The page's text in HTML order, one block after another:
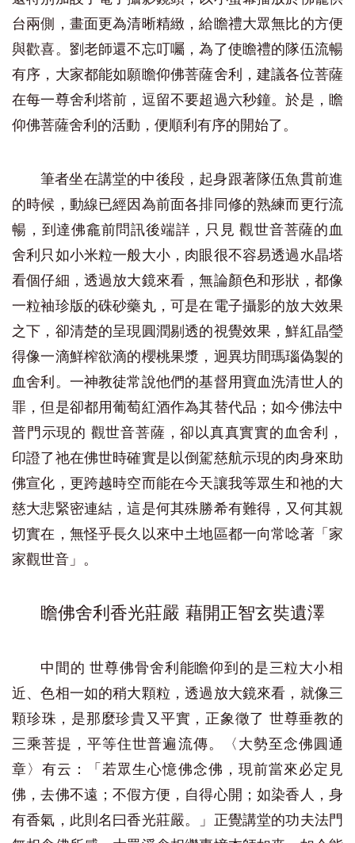
台兩側，畫面更為清晰精緻，給瞻禮大眾無比的方便
與歡喜。劉老師還不忘叮囑，為了使瞻禮的隊伍流暢
有序，大家都能如願瞻仰佛菩薩舍利，建議各位菩薩
在每一尊舍利塔前，逗留不要超過六秒鐘。於是，瞻
仰佛菩薩舍利的活動，便順利有序的開始了。
筆者坐在講堂的中後段，起身跟著隊伍魚貫前進
的時候，動線已經因為前面各排同修的熟練而更行流
暢，到達佛龕前問訊後端詳，只見 觀世音菩薩的血
舍利只如小米粒一般大小，肉眼很不容易透過水晶塔
看個仔細，透過放大鏡來看，無論顏色和形狀，都像
一粒袖珍版的硃砂藥丸，可是在電子攝影的放大效果
之下，卻清楚的呈現圓潤剔透的視覺效果，鮮紅晶瑩
得像一滴鮮榨欲滴的櫻桃果漿，迥異坊間瑪瑙偽製的
血舍利。一神教徒常說他們的基督用寶血洗清世人的
罪，但是卻都用葡萄紅酒作為其替代品；如今佛法中
普門示現的 觀世音菩薩，卻以真真實實的血舍利，
印證了祂在佛世時確實是以倒駕慈航示現的肉身來助
佛宣化，更跨越時空而能在今天讓我等眾生和祂的大
慈大悲緊密連結，這是何其殊勝希有難得，又何其親
切實在，無怪乎長久以來中土地區都一向常唸著「家
家觀世音」。
瞻佛舍利香光莊嚴 藉開正智玄奘遺澤
中間的 世尊佛骨舍利能瞻仰到的是三粒大小相
近、色相一如的稍大顆粒，透過放大鏡來看，就像三
顆珍珠，是那麼珍貴又平實，正象徵了 世尊垂教的
三乘菩提，平等住世普遍流傳。〈大勢至念佛圓通
章〉有云：「若眾生心憶佛念佛，現前當來必定見
佛，去佛不遠；不假方便，自得心開；如染香人，身
有香氣，此則名曰香光莊嚴。」正覺講堂的功夫法門